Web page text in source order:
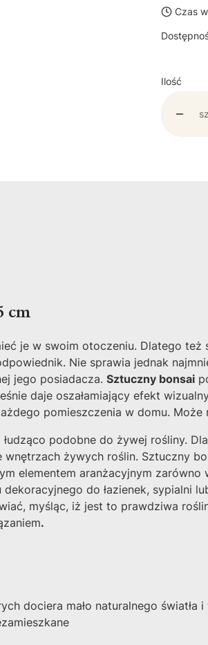
Czas
Ilość
cm
je w swoim otoczeniu. Dlatego
Nie sprawia jednak
jego posiadacza. Sztuczny bonsai
daje oszałamiający efekt
pomieszczenia w domu.
podobne do żywej rośliny.
wnętrzach żywych roślin. Sztuczny
elementem aranżacyjnym
do łazienek, sypialni
myśląc, iż jest to prawdziwa
.
dociera mało naturalnego